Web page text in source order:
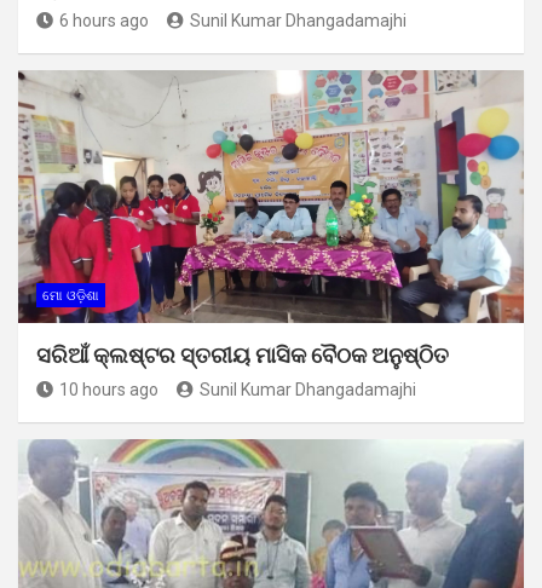
6 hours ago Sunil Kumar Dhangadamajhi
ମୋ ଓଡ଼ିଶା
ସରିଆଁ କ୍ଲଷ୍ଟର ସ୍ତରୀୟ ମାସିକ ବୈଠକ ଅନୁଷ୍ଠିତ
10 hours ago Sunil Kumar Dhangadamajhi